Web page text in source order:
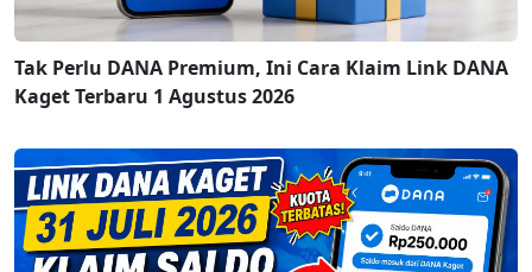
Tak Perlu DANA Premium, Ini Cara Klaim Link DANA
Kaget Terbaru 1 Agustus 2026